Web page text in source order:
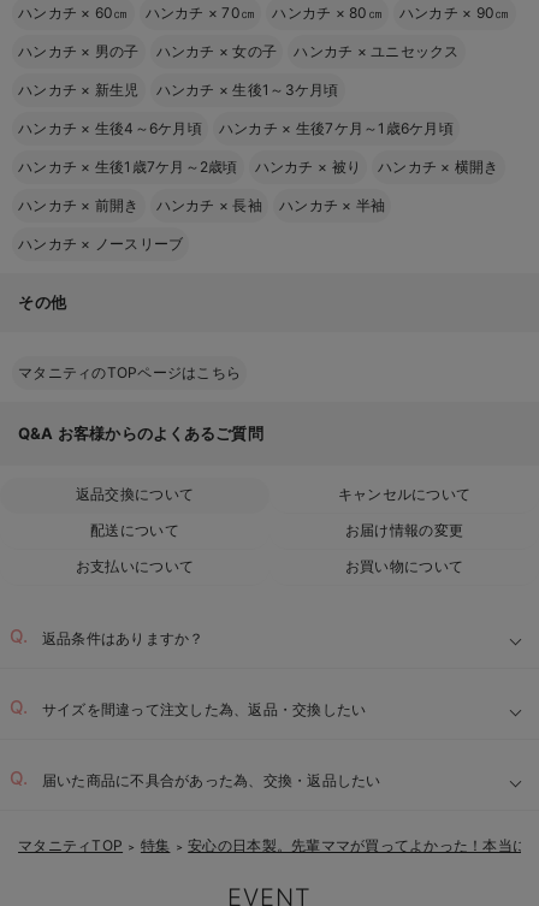
ハンカチ × 60㎝ ハンカチ ×70㎝ ハンカチ × 80㎝ ハンカチ × 90㎝
ハンカチ × 男の子 ハンカチ ×女の子 ハンカチ ×ユニセックス
ハンカチ × 新生児 ハンカチ ×生後1～3ケ月頃
ハンカチ × 生後4～6ケ月頃 ハンカチ × 生後7ケ月～1歳6ケ月頃
ハンカチ × 生後1歳7ケ月～2歳頃 ハンカチ × 被り ハンカチ × 横開き
ハンカチ × 前開き ハンカチ ×長袖 ハンカチ × 半袖
ハンカチ × ノースリーブ
その他
マタニティのTOPページはこちら
Q&A お客様からのよくあるご質問
返品交換について
キャンセルについて
配送について
お届け情報の変更
お支払いについて
お買い物について
返品条件はありますか？
サイズを間違って注文した為、返品・交換したい
届いた商品に不具合があった為、交換・返品したい
マタニティTOP ＞ 特集 ＞ 安心の日本製。先輩ママが買ってよかった！本当に
EVENT